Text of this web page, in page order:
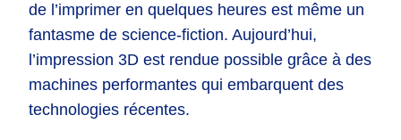
de l’imprimer en quelques heures est même un
fantasme de science-fiction. Aujourd’hui,
l’impression 3D est rendue possible grâce à des
machines performantes qui embarquent des
technologies récentes.